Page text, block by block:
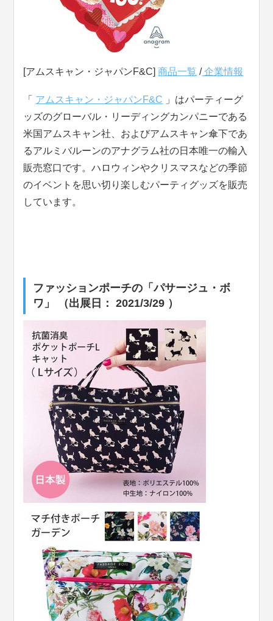
[アムスキャン・ジャパンF&C]商品一覧 /企業情報
「 アムスキャン・ジャパンF&C 」はパーティーグ
ッズのグローバル・リーディングカンパニーである
米国アムスキャン社、およびアムスキャン傘下であ
るアルミバルーンのアナグラム社の日本唯一の輸入
販売窓口です。ハロウィンやクリスマスなどの季節
のイベントを思い切り楽しむパーティグッズを販売
しています。
ファッションポーチの「パサージュ・ボ
ワ」 （出展日： 2021/3/29 ）